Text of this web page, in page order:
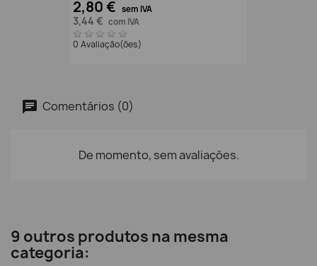
2,80 € sem IVA
3,44 € com IVA
0 Avaliação(ões)
Comentários (0)
De momento, sem avaliações.
9 outros produtos na mesma
categoria: